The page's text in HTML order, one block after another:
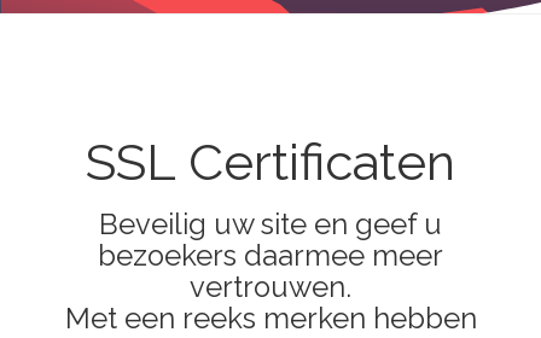
SSL Certificaten
Beveilig uw site en geef u
bezoekers daarmee meer
vertrouwen.
Met een reeks merken hebben